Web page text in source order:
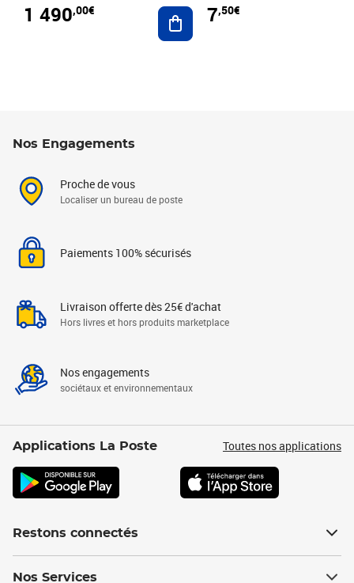
1 490,00€ Ajouter au panier
7,50€
Nos Engagements
Proche de vous
Localiser un bureau de poste
Paiements 100% sécurisés
Livraison offerte dès 25€ d'achat
Hors livres et hors produits marketplace
Nos engagements
sociétaux et environnementaux
Applications La Poste Toutes nos applications
Restons connectés
Nos Services